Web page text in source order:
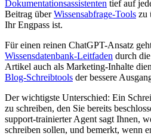
Dokumentationsassistenten tief auf
Beitrag überWissensabfrage-Tools zu
Ihr Engpass ist.
Für einen reinen ChatGPT-Ansatz
Wissensdatenbank-Leitfaden durch
Artikel auch als Marketing-Inhalte
Blog-Schreibtools der bessere
Der wichtigste Unterschied: Ein
zu schreiben, den Sie bereits
support-trainierter Agent sagt Ihnen,
schreiben sollen, und bemerkt, wenn